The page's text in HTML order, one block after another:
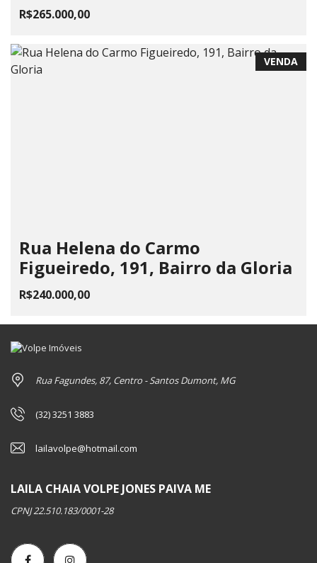
R$265.000,00
VENDA
Rua Helena do Carmo
Figueiredo, 191, Bairro da Gloria
R$240.000,00
Rua Fagundes, 87, Centro - Santos Dumont, MG
(32) 3251 3883
lailavolpe@hotmail.com
LAILA CHAIA VOLPE JONES PAIVA ME
CPNJ 22.510.183/0001-28